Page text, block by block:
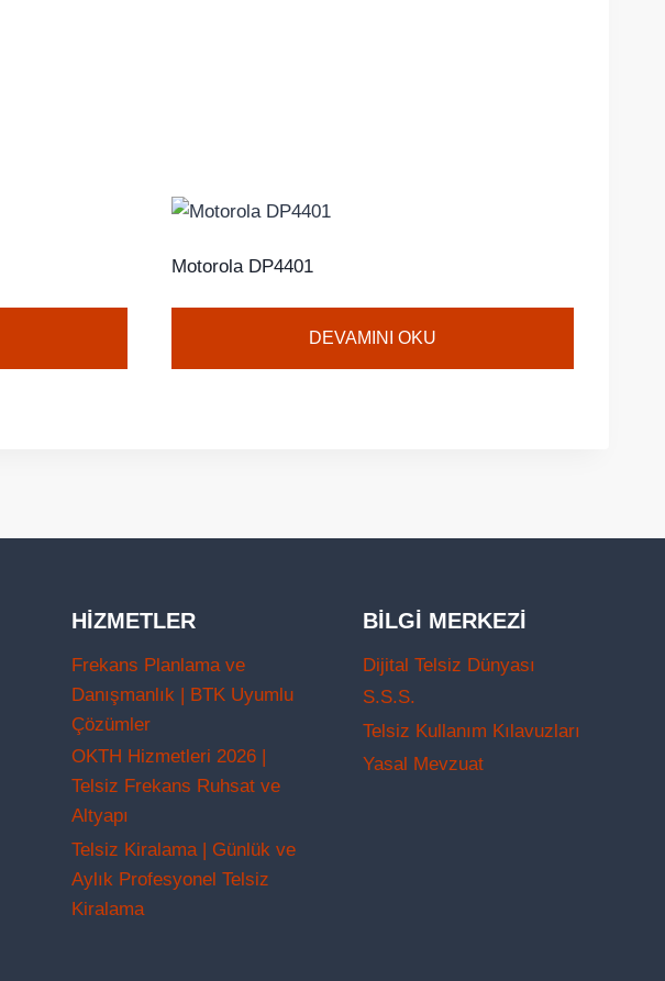
Motorola DP4401
DEVAMINI OKU
HIZMETLER
Frekans Planlama ve
Danışmanlık | BTK Uyumlu
Çözümler
OKTH Hizmetleri 2026 |
Telsiz Frekans Ruhsat ve
Altyapı
Telsiz Kiralama | Günlük ve
Aylık Profesyonel Telsiz
Kiralama
BILGI MERKEZI
Dijital Telsiz Dünyası
S.S.S.
Telsiz Kullanım Kılavuzları
Yasal Mevzuat